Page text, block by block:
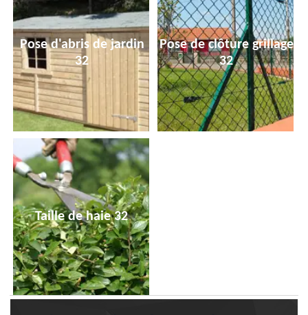
Pose d'abris de jardin
32
Pose de clôture grillage
32
Taille de haie 32